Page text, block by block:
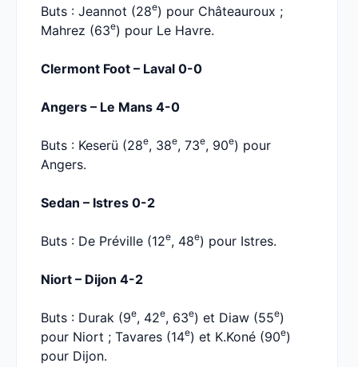
Buts : Jeannot (28e) pour Châteauroux ;
Mahrez (63e) pour Le Havre.
Clermont Foot – Laval 0-0
Angers – Le Mans 4-0
Buts : Keserü (28e, 38e, 73e, 90e) pour
Angers.
Sedan – Istres 0-2
Buts : De Préville (12e, 48e) pour Istres.
Niort – Dijon 4-2
Buts : Durak (9e, 42e, 63e) et Diaw (55e)
pour Niort ; Tavares (14e) et K.Koné (90e)
pour Dijon.